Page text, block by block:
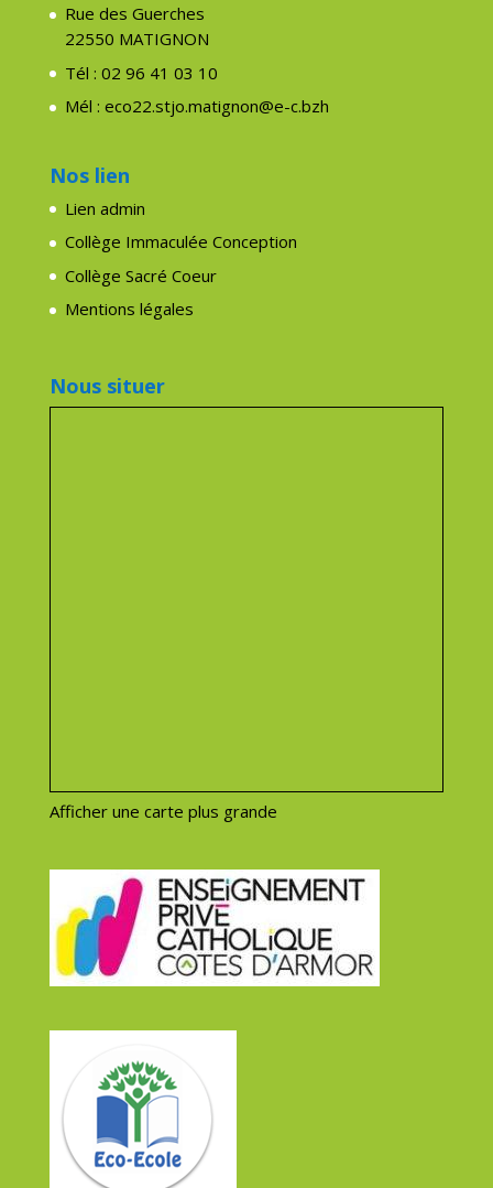
Rue des Guerches
22550 MATIGNON
Tél : 02 96 41 03 10
Mél : eco22.stjo.matignon@e-c.bzh
Nos lien
Lien admin
Collège Immaculée Conception
Collège Sacré Coeur
Mentions légales
Nous situer
Afficher une carte plus grande